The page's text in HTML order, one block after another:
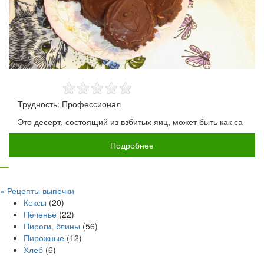
Трудность: Профессионал
Это десерт, состоящий из взбитых яиц, может быть как са
Подробнее
» Рецепты выпечки
Кексы (20)
Печенье (22)
Пироги, блины (56)
Пирожные (12)
Хлеб (6)